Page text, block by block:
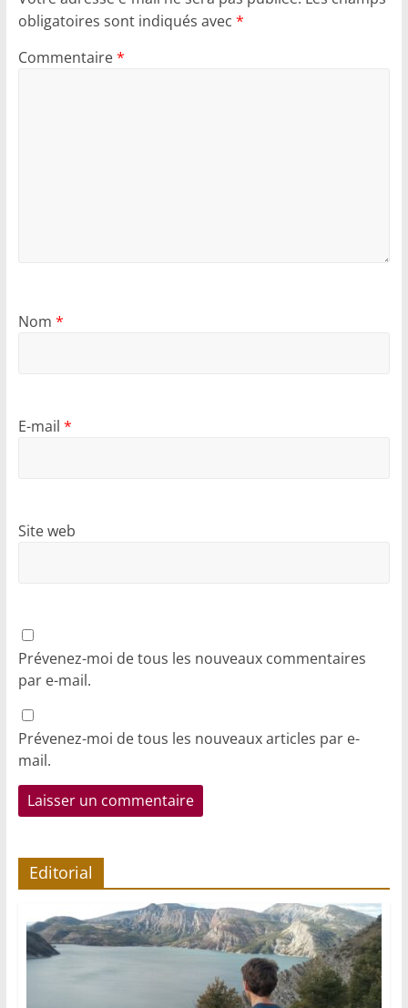
obligatoires sont indiqués avec *
Commentaire*
Nom *
E-mail *
Site web
Prévenez-moi de tous les nouveaux commentaires
par e-mail.
Prévenez-moi de tous les nouveaux articles par e-
mail.
Editorial